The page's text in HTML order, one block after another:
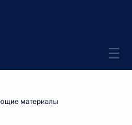
материалы